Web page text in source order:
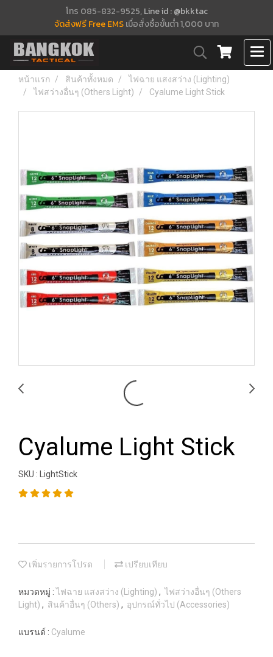
โทร 085-832-9525, Line id : @bkktac
จัดส่งฟรี Free EMSเมื่อสั่งซื้อขั้นต่ำ 1,000 บาท
หน้าแรก สินค้าทั้งหมด
ไฟฉาย แสงสว่าง (Lighting)
ไฟสว่างอื่นๆ (Others Light)
Cyalume Light Stick
Cyalume Light Stick
SKU : LightStick
เพิ่มรายการโปรด เปรียบเทียบ
หมวดหมู่ : ไฟฉาย แสงสว่าง (Lighting) , ไฟสว่างอื่นๆ (Others
Light) , สินค้าอื่นๆ (Others) , อุปกรณ์ทั่วไป (Accessories)
แบรนด์ : Cyalume